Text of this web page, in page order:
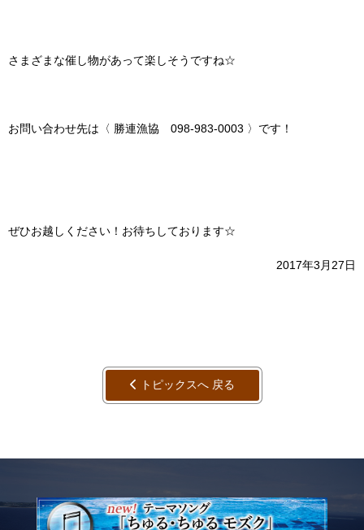
さまざまな催し物があって楽しそうですね☆
お問い合わせ先は〈 勝連漁協 098-983-0003 〉です！
ぜひお越しください！お待ちしております☆
2017年3月27日
トピックスへ 戻る